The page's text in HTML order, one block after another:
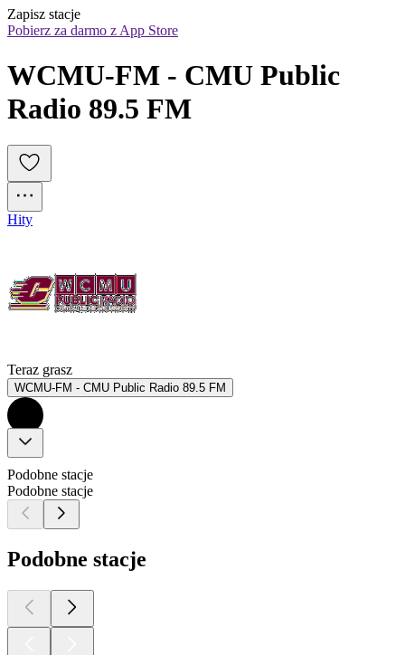
Zapisz stacje
Pobierz za darmo z App Store
WCMU-FM - CMU Public
Radio 89.5 FM
Hity
Teraz grasz
WCMU-FM - CMU Public Radio 89.5 FM
Podobne stacje
Podobne stacje
Podobne stacje